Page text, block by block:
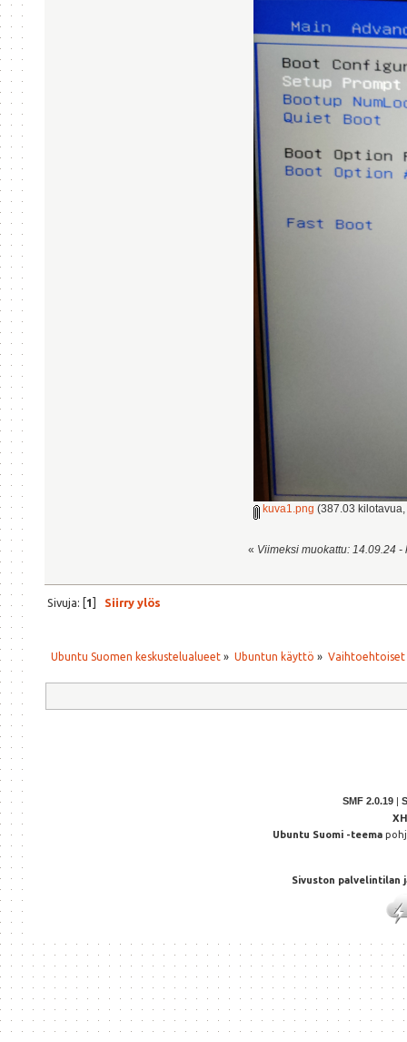
kuva1.png (387.03
« Viimeksi muokattu: 14.09.24
Sivuja: [1] Siirry ylös
Ubuntu Suomen keskustelualueet » Ubuntun käyttö »
SMF 2.0.19 |
Ubuntu Suomi -teema
Sivuston palvelintilan